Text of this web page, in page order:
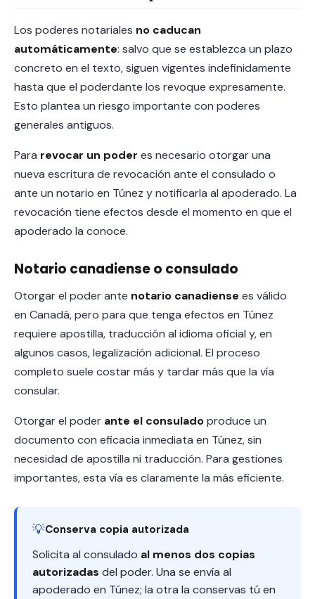
Los poderes notariales no caducan
automáticamente: salvo que se establezca un plazo
concreto en el texto, siguen vigentes indefinidamente
hasta que el poderdante los revoque expresamente.
Esto plantea un riesgo importante con poderes
generales antiguos.
Para revocar un poder es necesario otorgar una
nueva escritura de revocación ante el consulado o
ante un notario en Túnez y notificarla al apoderado. La
revocación tiene efectos desde el momento en que el
apoderado la conoce.
Notario canadiense o consulado
Otorgar el poder ante notario canadiense es válido
en Canadá, pero para que tenga efectos en Túnez
requiere apostilla, traducción al idioma oficial y, en
algunos casos, legalización adicional. El proceso
completo suele costar más y tardar más que la vía
consular.
Otorgar el poder ante el consuladoproduce un
documento con eficacia inmediata en Túnez, sin
necesidad de apostilla ni traducción. Para gestiones
importantes, esta vía es claramente la más eficiente.
💡Conserva copia autorizada
Solicita al consulado al menos dos copias
autorizadas del poder. Una se envía al
apoderado en Túnez; la otra la conservas tú en